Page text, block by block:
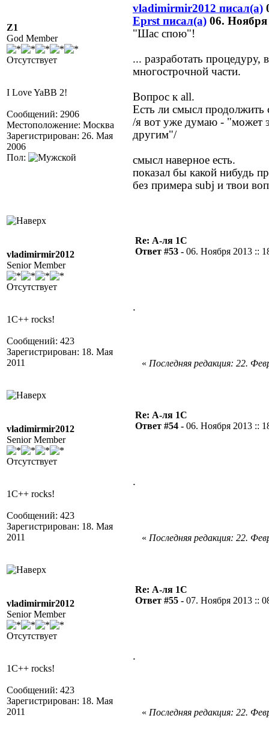
Z1
God Member
Отсутствует
I Love YaBB 2!
Сообщений: 2906
Местоположение: Москва
Зарегистрирован: 26. Мая
2006
Пол:
vladimirmir2012 писал(а)
Eprst писал(а) 06.
"Шас спою"!
... разработать
многострочной части.
Вопрос к all.
Есть ли смысл продолжить
/я вот уже думаю - "может
другим"/
смысл наверное есть.
показал бы какой нибудь
без примера subj и твои
vladimirmir2012
Senior Member
Отсутствует
1C++ rocks!
Сообщений: 423
Зарегистрирован: 18. Мая
2011
Re: А-ля 1С
Ответ #53 - 06. Ноября 2013 ::
.
« Последняя редакция: 22.
vladimirmir2012
Senior Member
Отсутствует
1C++ rocks!
Сообщений: 423
Зарегистрирован: 18. Мая
2011
Re: А-ля 1С
Ответ #54 - 06. Ноября 2013 ::
.
« Последняя редакция: 22.
vladimirmir2012
Senior Member
Отсутствует
1C++ rocks!
Сообщений: 423
Зарегистрирован: 18. Мая
2011
Re: А-ля 1С
Ответ #55 - 07. Ноября 2013 ::
.
« Последняя редакция: 22.